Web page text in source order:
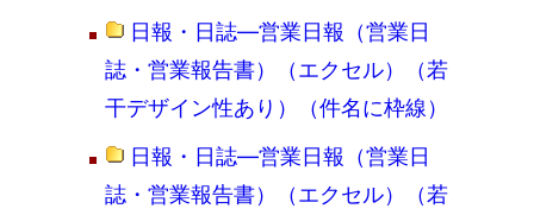
日報・日誌―営業日報（営業日
誌・営業報告書）（エクセル）（若
干デザイン性あり）（件名に枠線）
日報・日誌―営業日報（営業日
誌・営業報告書）（エクセル）（若